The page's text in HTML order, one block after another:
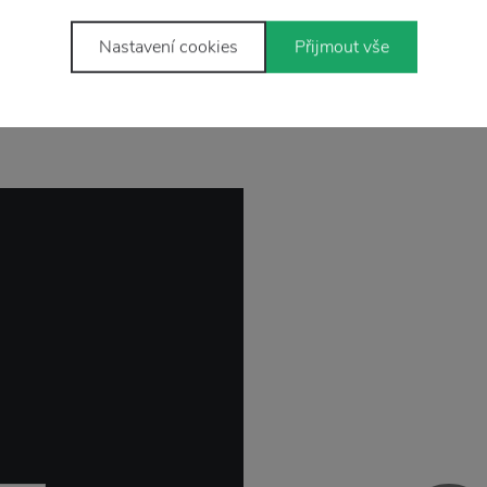
Stojí zapozornosť
Nastavení cookies Přijmout vše